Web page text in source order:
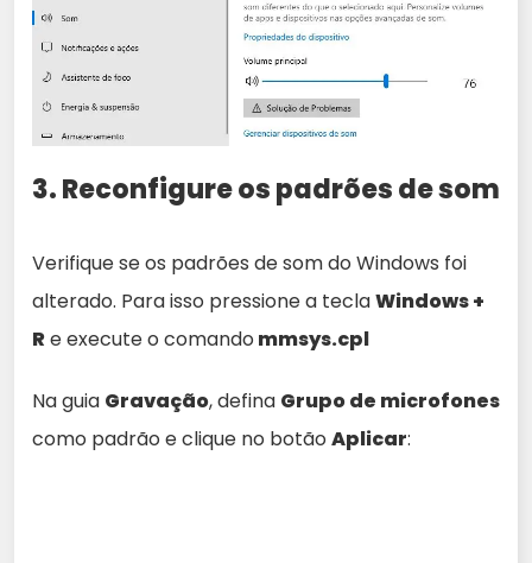
3. Reconfigure os padrões de som
Verifique se os padrões de som do Windows foi
alterado. Para isso pressione a teclaWindows +
Re execute o comando mmsys.cpl
Na guia Gravação, defina Grupo de microfones
como padrão e clique no botão Aplicar: